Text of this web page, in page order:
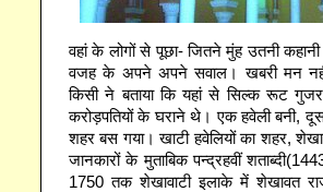
वहां के लोगों से पूछा- जितने मुंह उतनी
वजह के अपने अपने सवाल। खबरी मन
किसी ने बताया कि यहां से सिल्क रूट
करोड़पतियों के घराने थे। एक हवेली बनी,
शहर बस गया। खाटी हवेलियों का शहर,
जानकारों के मुताबिक पन्द्रहवीं
1750 तक शेखावाटी इलाके में शेखावत